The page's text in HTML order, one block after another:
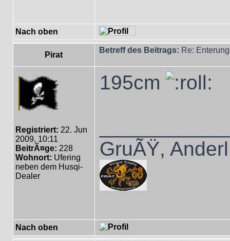
Nach oben
Pirat
Betreff des Beitrags: Re:
Registriert: 22. Jun
2009, 10:11
BeitrÃ¤ge: 228
Wohnort: Ufering
neben dem Husqi-
Dealer
195cm
GruÃŸ, Anderl
Nach oben